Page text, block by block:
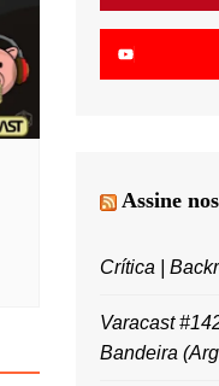
Assine
Crítica |
Varacast
Bandeira